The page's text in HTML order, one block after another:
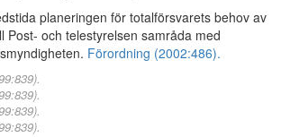
planeringen för totalförsvarets behov av
och telestyrelsen samråda med
Förordning (2002:486).